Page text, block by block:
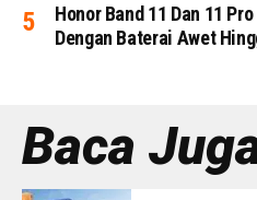
Honor Band 11 Dan 11
Dengan Baterai Awet
Baca